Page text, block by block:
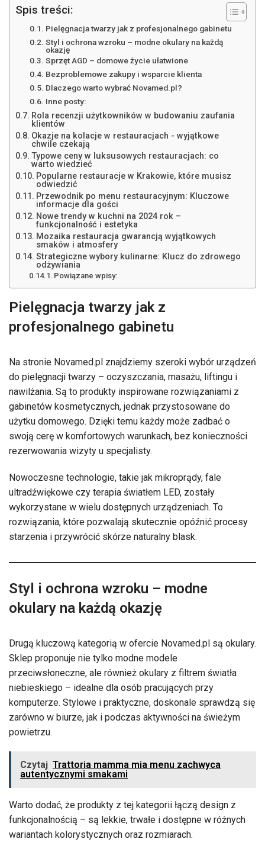
Spis treści:
Pielęgnacja twarzy jak z profesjonalnego gabinetu
Styl i ochrona wzroku – modne okulary na każdą
okazję
Sprzęt AGD – domowe życie ułatwione
Bezproblemowe zakupy i wsparcie klienta
Dlaczego warto wybrać Novamed.pl?
Inne posty:
Rola recenzji użytkowników w budowaniu zaufania
klientów
Okazje na kolacje w restauracjach - wyjątkowe
chwile czekają
Typowe ceny w luksusowych restauracjach: co
warto wiedzieć
Popularne restauracje w Krakowie, które musisz
odwiedzić
Przewodnik po menu restauracyjnym: Kluczowe
informacje dla gości
Nowe trendy w kuchni na 2024 rok –
funkcjonalność i estetyka
Mozaika restauracja gwarancją wyjątkowych
smaków i atmosfery
Strategiczne wybory kulinarne: Klucz do zdrowego
odżywiania
Powiązane wpisy:
Pielęgnacja twarzy jak z
profesjonalnego gabinetu
Na stronie Novamed.pl znajdziemy szeroki wybór urządzeń
do pielęgnacji twarzy – oczyszczania, masażu, liftingu i
nawilżania. Są to produkty inspirowane rozwiązaniami z
gabinetów kosmetycznych, jednak przystosowane do
użytku domowego. Dzięki temu każdy może zadbać o
swoją cerę w komfortowych warunkach, bez konieczności
rezerwowania wizyty u specjalisty.
Nowoczesne technologie, takie jak mikroprądy, fale
ultradźwiękowe czy terapia światłem LED, zostały
wykorzystane w wielu dostępnych urządzeniach. To
rozwiązania, które pozwalają skutecznie opóźnić procesy
starzenia i przywrócić skórze naturalny blask.
Styl i ochrona wzroku – modne
okulary na każdą okazję
Drugą kluczową kategorią w ofercie Novamed.pl są okulary.
Sklep proponuje nie tylko modne modele
przeciwsłoneczne, ale również okulary z filtrem światła
niebieskiego – idealne dla osób pracujących przy
komputerze. Stylowe i praktyczne, doskonale sprawdzą się
zarówno w biurze, jak i podczas aktywności na świeżym
powietrzu.
Czytaj Trattoria mamma mia menu zachwyca
autentycznymi smakami
Warto dodać, że produkty z tej kategorii łączą design z
funkcjonalnością – są lekkie, trwałe i dostępne w różnych
wariantach kolorystycznych oraz rozmiarach.